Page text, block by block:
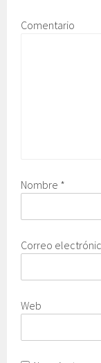
Comentario
Nombre *
Correo
Web